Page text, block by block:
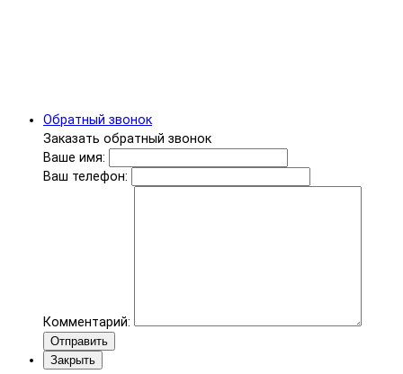
Обратный звонок
Заказать обратный звонок
Ваше имя:
Ваш телефон:
Комментарий:
Отправить
Закрыть